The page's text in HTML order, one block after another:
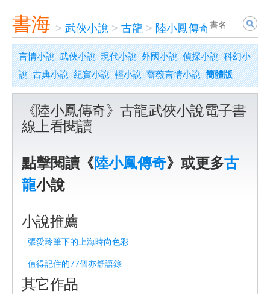
書海 > 武俠小說 > 古龍 > 陸小鳳傳奇
言情小說 武俠小說 現代小說 外國小說 偵探小說 科幻小
說 古典小說 紀實小說 輕小說 薔薇言情小說 簡體版
《陸小鳳傳奇》古龍武俠小說電子書
線上看閱讀
點擊閱讀《陸小鳳傳奇》或更多古
龍小說
小說推薦
張愛玲筆下的上海時尚色彩
值得記住的77個亦舒語錄
其它作品